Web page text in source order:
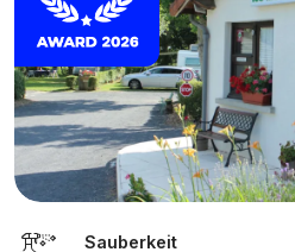
Sauberkeit